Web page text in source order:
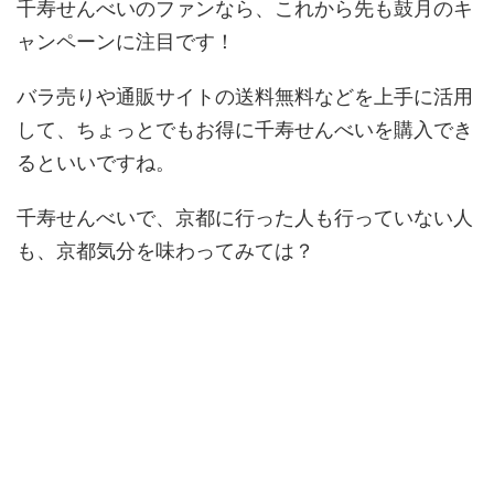
千寿せんべいのファンなら、これから先も鼓月のキ
ャンペーンに注目です！
バラ売りや通販サイトの送料無料などを上手に活用
して、ちょっとでもお得に千寿せんべいを購入でき
るといいですね。
千寿せんべいで、京都に行った人も行っていない人
も、京都気分を味わってみては？